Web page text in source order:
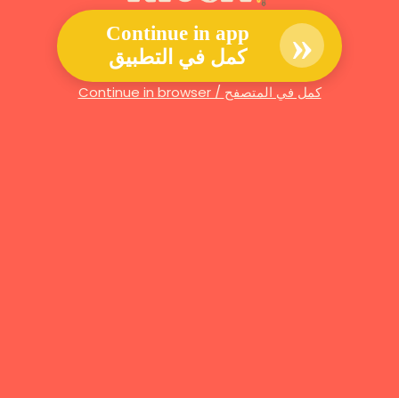
Continue in app
كمل في التطبيق
»
Continue in browser / كمل في المتصفح